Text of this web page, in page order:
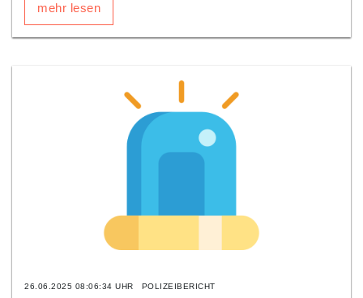
mehr lesen
26.06.2025 08:06:34 UHR POLIZEIBERICHT